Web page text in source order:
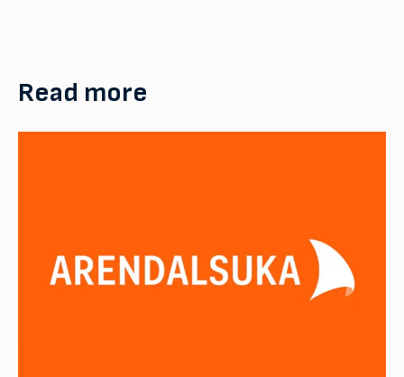
Read more